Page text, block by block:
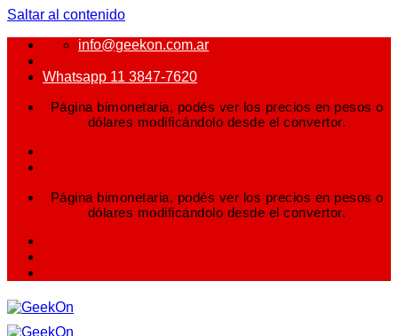
Saltar al contenido
info@geekon.com.ar
Whatsapp 11 3847-7620
Página bimonetaria, podés ver los precios en pesos o
dólares modificándolo desde el convertor.
Página bimonetaria, podés ver los precios en pesos o
dólares modificándolo desde el convertor.